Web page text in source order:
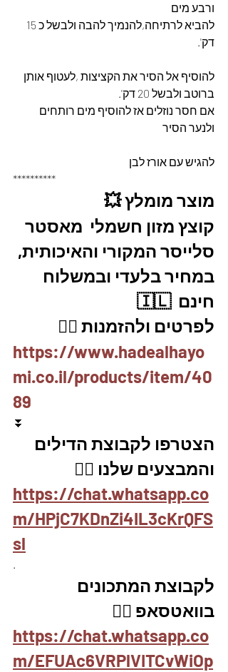
ורבע מים
דק'.
להוסיף אל הסיר את הקציצות ,לעטוף אותן
ברוטב ולבשל 20 דק'.
אם חסר נוזלים אז להוסיף מים רותחים
ולנער הסיר
להגיש עם אורז לבן
**********
מוצר מומלץ 💥
קוצץ מזון חשמלי  מאסטר
סלייסר המקורי והאיכותית,
במחיר בלעדי ובמשלוח
חינם  🇮🇱
לפרטים ולהזמנות 👇🏼
https://www.hadealhayo
mi.co.il/products/item/40
89
⏬
הצטרפו לקבוצת הדילים
והמבצעים שלנו 👇🏽
https://chat.whatsapp.co
m/HPjC7KDnZi4IL3cKrQFS
sl
.
לקבוצת המתכונים
בוואטסאפ 👇🏽
https://chat.whatsapp.co
m/EFUAc6VRPlVITCvWiOp